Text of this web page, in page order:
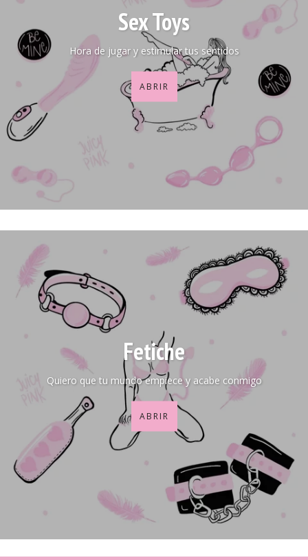
Sex Toys
Hora de jugar y estimular tus sentidos
ABRIR
Fetiche
Quiero que tu mundo empiece y acabe conmigo
ABRIR